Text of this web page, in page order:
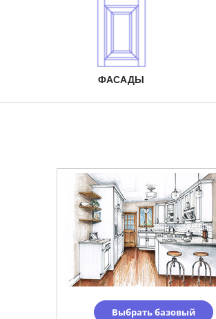
ФАСАДЫ
Выбрать базовый